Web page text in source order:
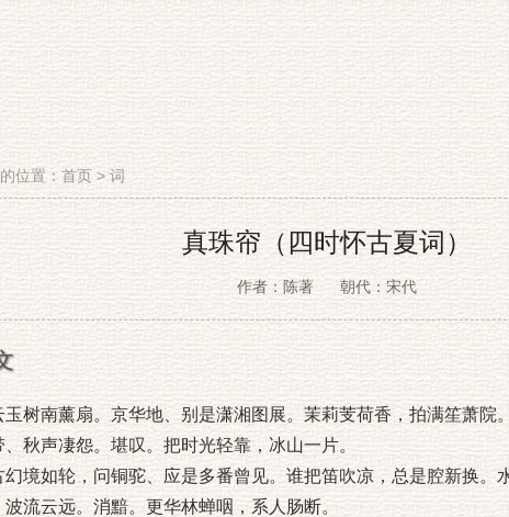
位置：首页>词
真珠帘（四时怀古夏词）
作者：陈著 朝代：宋代
玉树南薰扇。京华地、别是潇湘图展。茉莉芰荷香，拍满笙萧院
、秋声凄怨。堪叹。把时光轻靠，冰山一片。
幻境如轮，问铜驼、应是多番曾见。谁把笛吹凉，总是腔新换。
波流云远。消黯。更华林蝉咽，系人肠断。